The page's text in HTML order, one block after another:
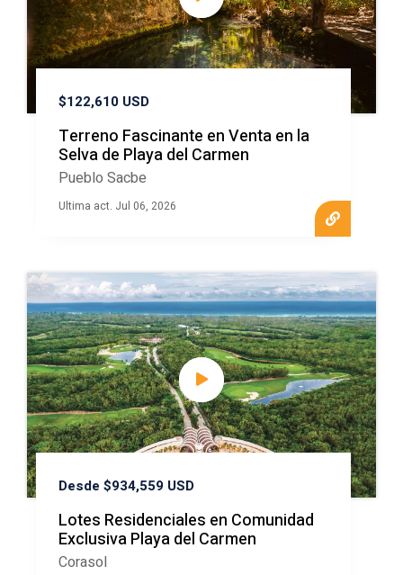
$122,610 USD
Terreno Fascinante en Venta en la
Selva de Playa del Carmen
Pueblo Sacbe
Ultima act. Jul 06, 2026
Desde $934,559 USD
Lotes Residenciales en Comunidad
Exclusiva Playa del Carmen
Corasol